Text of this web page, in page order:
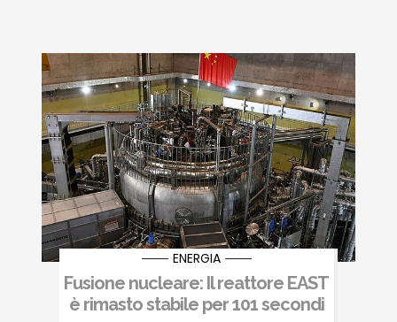
ENERGIA
Fusione nucleare: Il reattore EAST
è rimasto stabile per 101 secondi